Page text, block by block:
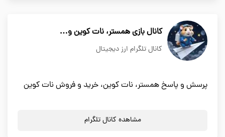
کانال بازی همستر، نات کوین و…
کانال تلگرام ارز دیجیتال
پرسش و پاسخ همستر، نات کوین، خرید و فروش نات کوین
مشاهده کانال تلگرام